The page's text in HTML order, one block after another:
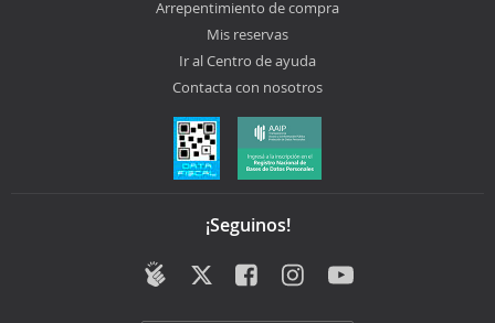
Arrepentimiento de compra
Mis reservas
Ir al Centro de ayuda
Contacta con nosotros
¡Seguinos!